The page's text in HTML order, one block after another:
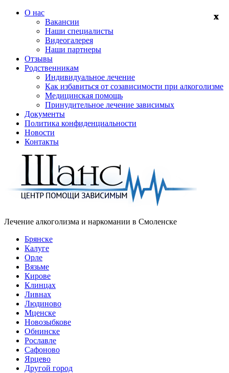
О нас
Вакансии
Наши специалисты
Видеогалерея
Наши партнеры
Отзывы
Родственникам
Индивидуальное лечение
Как избавиться от созависимости при алкоголизме
Медицинская помощь
Принудительное лечение зависимых
Документы
Политика конфиденциальности
Новости
Контакты
Лечение алкоголизма и наркомании в Смоленске
Брянске
Калуге
Орле
Вязьме
Кирове
Клинцах
Ливнах
Людиново
Мценске
Новозыбкове
Обнинске
Рославле
Сафоново
Ярцево
Другой город